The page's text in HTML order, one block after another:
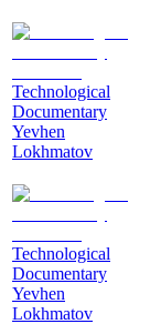
Technological
Documentary
Yevhen
Lokhmatov
Technological
Documentary
Yevhen
Lokhmatov